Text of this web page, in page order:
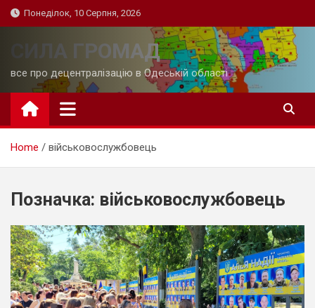
Skip
to
Понеділок, 10 Серпня, 2026
СИЛА ГРОМАД
все про децентралізацію в Одеській області
Home військовослужбовець
Позначка: військовослужбовець